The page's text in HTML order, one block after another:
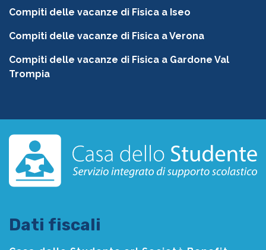
Compiti delle vacanze di Fisica a Iseo
Compiti delle vacanze di Fisica a Verona
Compiti delle vacanze di Fisica a Gardone Val
Trompia
Dati fiscali